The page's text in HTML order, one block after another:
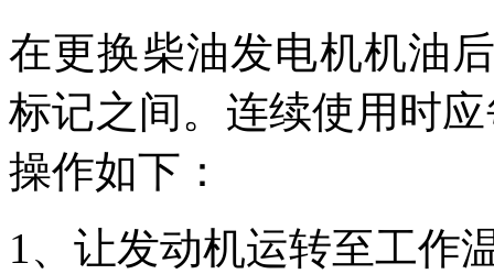
在更换柴油发电机机油
标记之间。连续使用时
操作如下：
1、让发动机运转至工作